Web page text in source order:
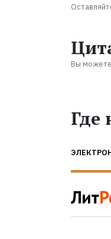
Вы можете
Где